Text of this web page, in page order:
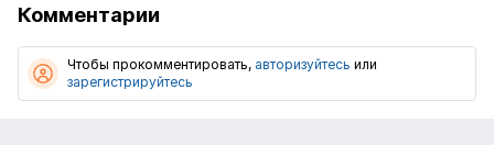
Комментарии
Чтобы прокомментировать, авторизуйтесь или
зарегистрируйтесь